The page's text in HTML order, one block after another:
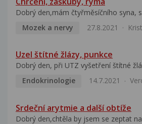
Dobrý den,mám čtyřměsíčního syna,
Mozek a nervy
27.8.2021
Uzel štítné žlázy, punkce
Dobrý den, při UTZ vyšetření štítné
Endokrinologie
14.7.2021
Srdeční arytmie a další obtíže
Dobrý den,chtěla by jsem se zeptat